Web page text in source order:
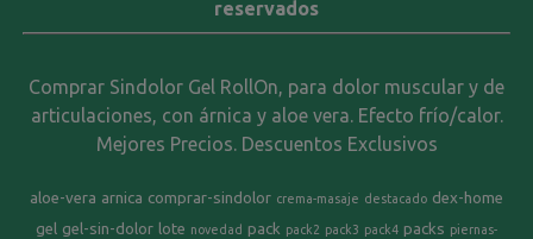
reservados
Comprar Sindolor Gel RollOn, para dolor muscular y de
articulaciones, con árnica y aloe vera. Efecto frío/calor.
Mejores Precios. Descuentos Exclusivos
aloe-vera arnica comprar-sindolor crema-masaje destacado dex-home
gel gel-sin-dolor lote novedad pack pack2 pack3 pack4 packs piernas-